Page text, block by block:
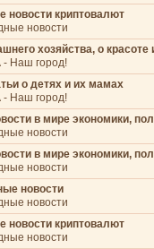
новости криптовалют
новости
хозяйства, о красоте
Наш город!
о детях и их мамах
Наш город!
в мире экономики,
новости
в мире экономики,
новости
новости
новости
новости криптовалют
новости